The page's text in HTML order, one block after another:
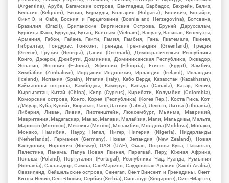
(Argentina), Аруба, Багамские острова, Бангладеш, Барбадос, Бахрейн, Белиз,
Бельгия (Belgium), Бенин, Бермуды, Болгария (Bulgaria), Боливия, Бонайре,
Синт-Э. и Саба, Босния и Герцеговина (Bosnia and Herzegovina), Ботсвана,
Бразилия (Brazil), Британские Виргинские Острова, Бруней Даруссалам,
Буркина Фасо, Бурунди, Бутан, Вьетнам (Vietnam), Вануату, Ватикан, Венесуэла,
Армения, Габон, Гайана, Гаити, Гамия, Гамбия, Гана, Гватемала, Гвинея,
Гибралтар, Гондурас, Гонконг, Гренада, Гренландия (Greenland), Греция
(Greece), Грузия (Georgia), Дания (Denmark), Демократическая Республика
Конго, Джерси, Джибути, Доминика, Доминиканская Республика, Эквадор,
Эсватин, Эстония (Estonia), Эфиопия (Ethiopia), Египет (Egypt), Замбия,
Зимбабве (Zimbabwe), Иордания Индонезия, Ирландия (Ireland), Исландия
(Iceland), Испания (Spain), Италия (Italy), Кабо-Верде, Казахстан (Kazakhstan),
Каймановы острова, Камбоджа, Камерун, Канада (Canada), Катар, Кения,
Кыргызстан, Китай (China), Кипр (Cyprus), Кирибати, Колумбия (Colombia),
Коморские острова, Конго, Корея (Республика) (Korea Rep.), Коста-Рика, Кот-
д'Ивуар, Куба, Кувейт, Кюрасао, Лаос, Латвия (Latvia), Лесото, Литва (Lithuania),
Либерия, Ливан, Ливия, Лихтенштейн, Люксембург, Мьянма, Маврикий,
Мавритания, Мадагаскар, Макао, Малави, Малайзия, Мали, Мальдивы, Мальта,
Марокко (Morocco), Мексика (Mexico), Мозамбик, Молдова (Moldova), Монако,
Монако, Намибия, Науру, Непал, Нигер, Нигерия (Nigeria), Нидерланды
(Netherlands), Германия (Germany), Новая Зеландия (New Zealand), Новая
Каледония, Норвегия (Norway), ОАЭ (UAE), Оман, Острова Кука, Пакистан,
Палестина, Панама, Папуа Новая Гвинея, Парагвай, Перу, Южная Африка,
Польша (Poland), Португалия (Portugal), Республика Чад, Руанда, Румыния
(Romania), Сальвадор, Самоа, Сан-Марино, Саудовская Аравия (Saudi Arabia),
Свазиленд, Сейшельские острова, Сенегал, Сент-Винсент и Гренадины, Сент-
Китс и Невис, Сент-Люсия, Сербия (Serbia), Сингапур (Singapore), Синт-Мартен,